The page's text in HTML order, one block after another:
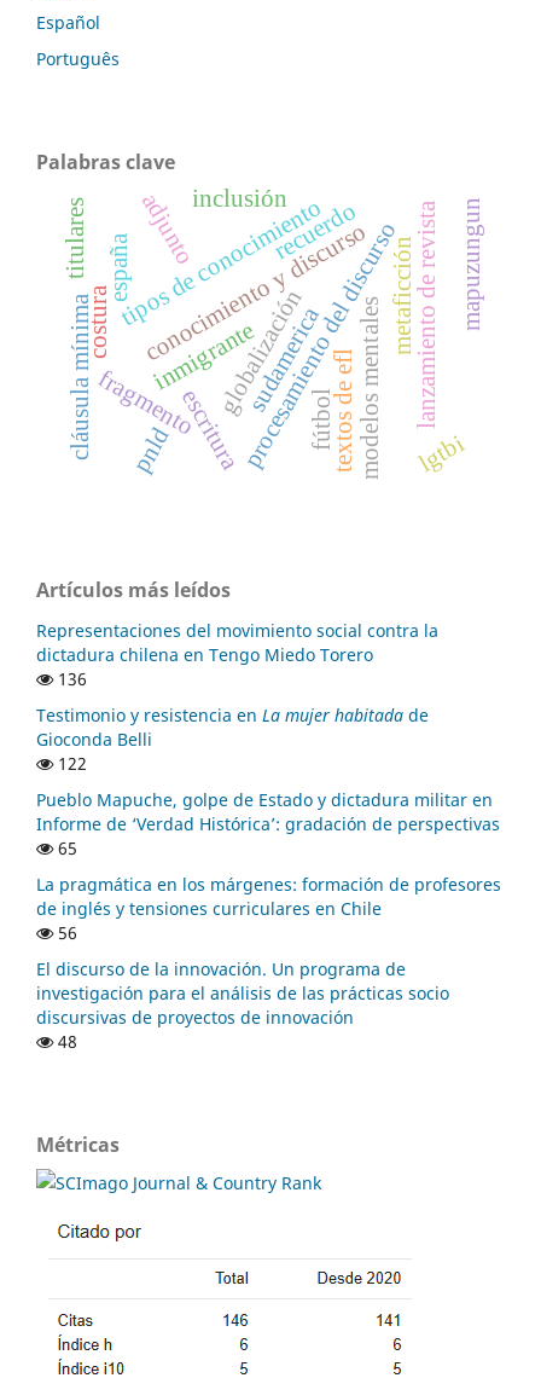
Español
Português
Palabras clave
procesamiento del discurso
conocimiento y discurso
tipos de conocimiento
modelos mentales
españa
sudamerica
globalización
inmigrante
escritura
fragmento
metaficciónlanzamiento de revista
adjunto
cláusula mínima textos de efl
pnld
recuerdo
costura
titulares
fútbol
lgtbi
inclusión mapuzungun
Artículos más leídos
Representaciones del movimiento social contra la
dictadura chilena en Tengo Miedo Torero
136
Testimonio y resistencia en La mujer habitada de
Gioconda Belli
122
Pueblo Mapuche, golpe de Estado y dictadura militar en
Informe de ‘Verdad Histórica’: gradación de perspectivas
65
La pragmática en los márgenes: formación de profesores
de inglés y tensiones curriculares en Chile
56
El discurso de la innovación. Un programa de
investigación para el análisis de las prácticas socio
discursivas de proyectos de innovación
48
Métricas